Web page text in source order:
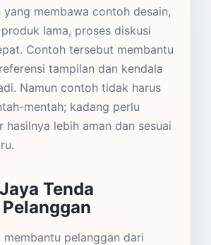
membawa contoh desain,
lama, proses diskusi
Contoh tersebut membantu
tampilan dan kendala
Namun contoh tidak harus
mentah; kadang perlu
hasilnya lebih aman dan sesuai
Tenda
membantu pelanggan dari